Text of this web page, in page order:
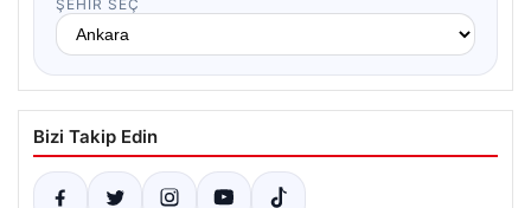
ŞEHIR SEÇ
Bizi Takip Edin